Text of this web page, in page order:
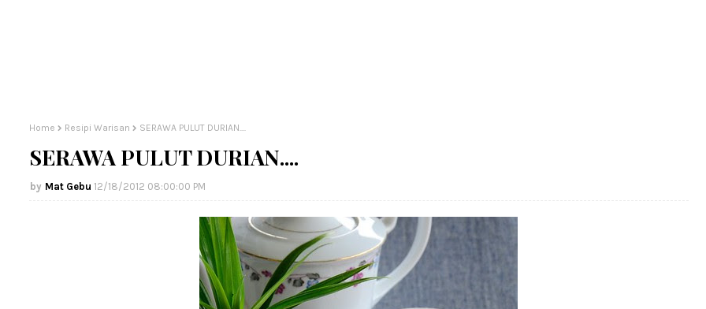
Home Resipi Warisan SERAWA PULUT DURIAN....
SERAWA PULUT DURIAN....
Mat Gebu 12/18/2012 08:00:00 PM